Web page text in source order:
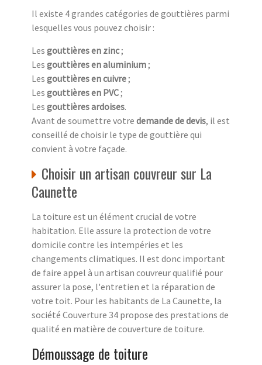
Il existe 4 grandes catégories de gouttières parmi
lesquelles vous pouvez choisir :
Les gouttières en zinc;
Les gouttières en aluminium;
Les gouttières en cuivre;
Les gouttières en PVC;
Les gouttières ardoises.
Avant de soumettre votre demande de devis, il est
conseillé de choisir le type de gouttière qui
convient à votre façade.
Choisir un artisan couvreur sur La
Caunette
La toiture est un élément crucial de votre
habitation. Elle assure la protection de votre
domicile contre les intempéries et les
changements climatiques. Il est donc important
de faire appel à un artisan couvreur qualifié pour
assurer la pose, l'entretien et la réparation de
votre toit. Pour les habitants de La Caunette, la
société Couverture 34 propose des prestations de
qualité en matière de couverture de toiture.
Démoussage de toiture